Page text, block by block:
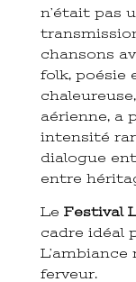
n’était pas
chansons
folk, poésie
aérienne, a
intensité
dialogue
entre
Le Festival
cadre idéal
ferveur.